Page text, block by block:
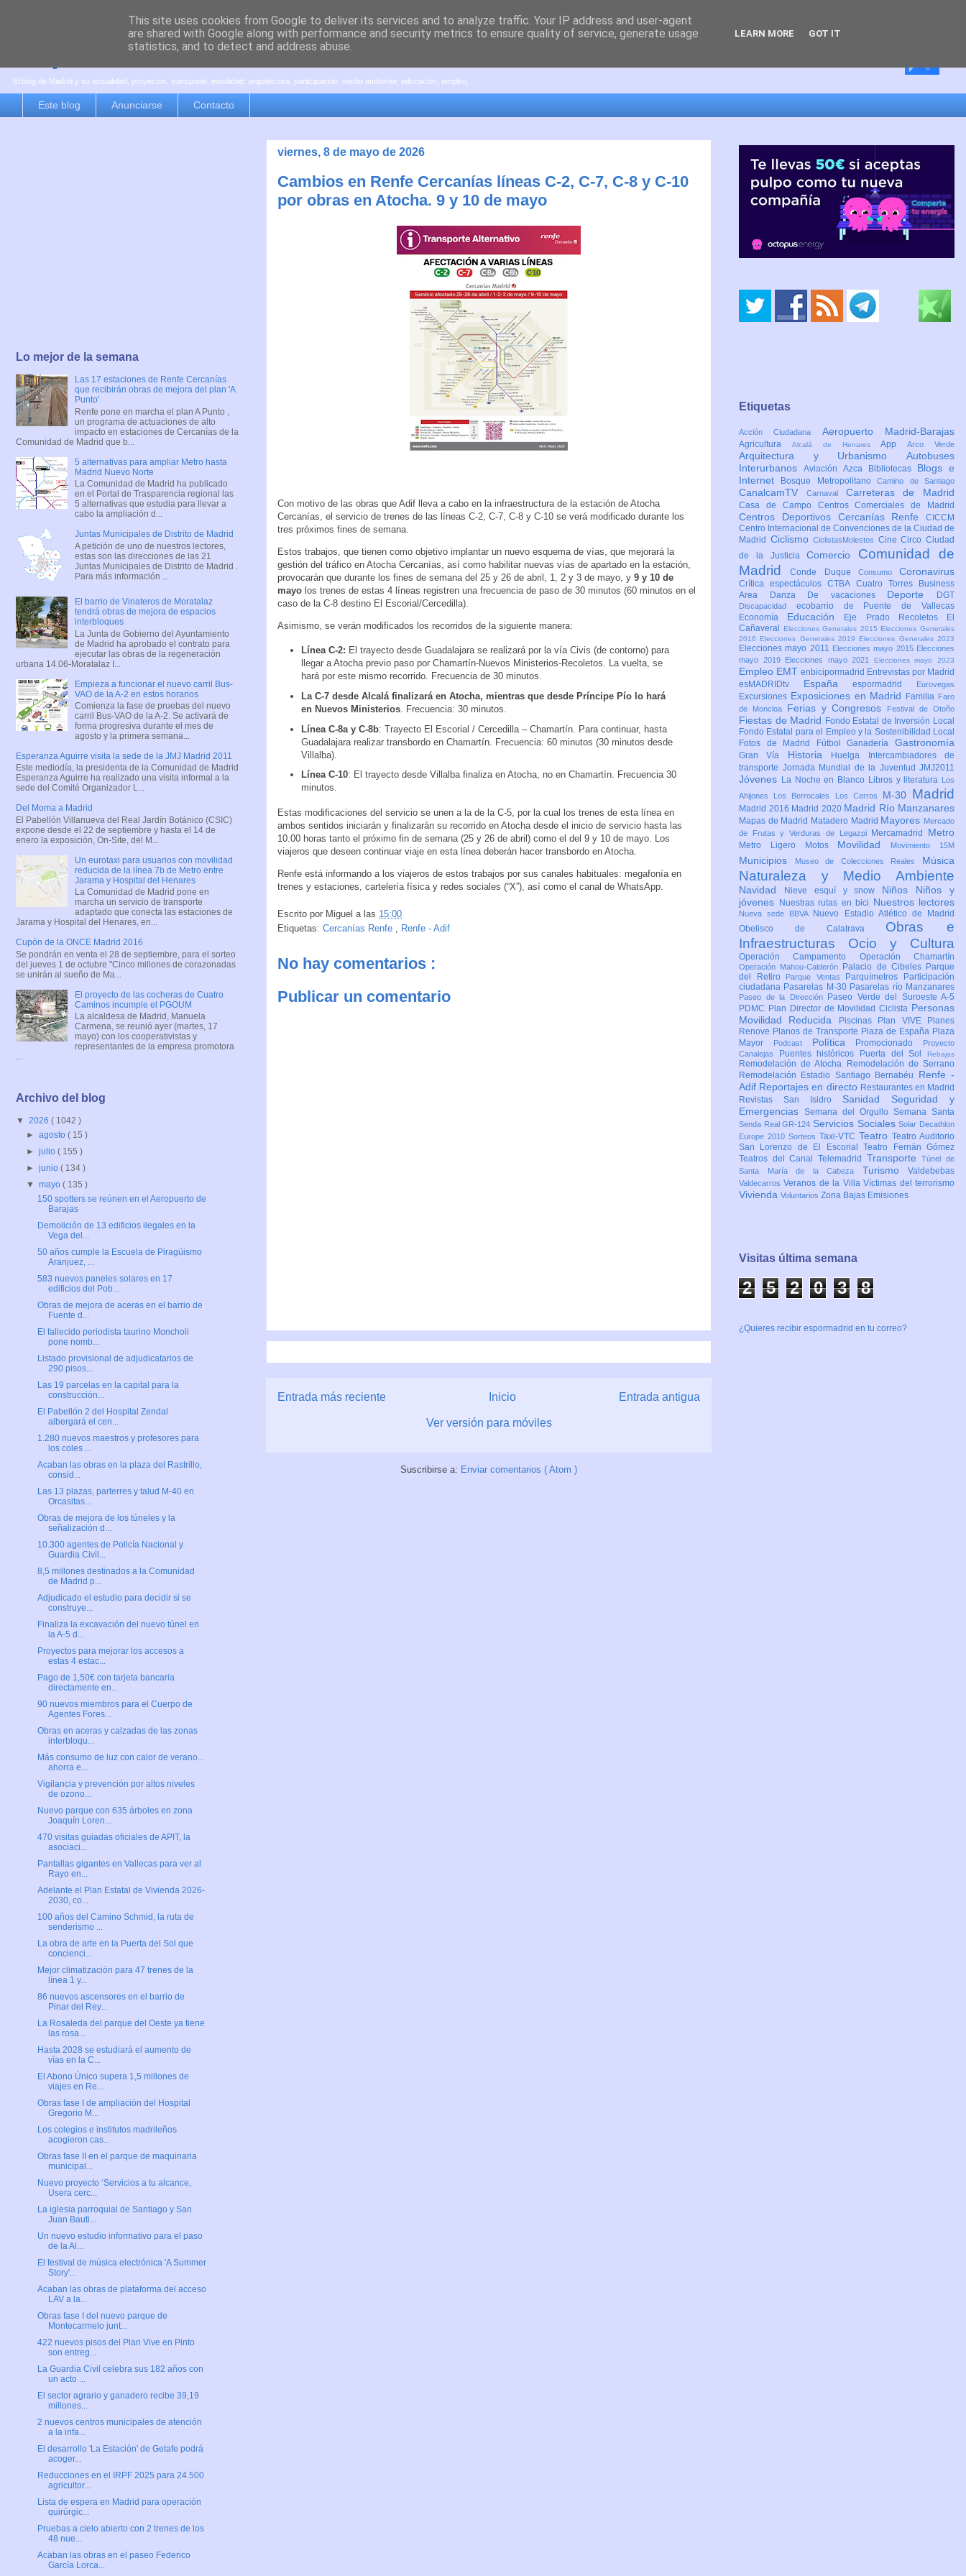
es por madrid
El blog de Madrid y su actualidad, proyectos, transporte, movilidad, arquitectura, participación, medio ambiente, educación, empleo, ...
Este blog Anunciarse Contacto
viernes, 8 de mayo de 2026
Cambios en Renfe Cercanías líneas C-2, C-7, C-8 y C-10
por obras en Atocha. 9 y 10 de mayo
Con motivo de las obras que Adif lleva a cabo en la infraestructura de la estación de Atocha
Cercanías, el servicio de trenes de las líneas C-2, C-7, C-8 y C-10 se verá modificado durante los
tres próximos fines de semana.
Estos trabajos, que tienen como objetivo implantar un nuevo esquema de vías, que mejorará la
gestión del tráfico en Atocha Cercanías, así como habilitar nuevas vías de apartado en la estación,
provocarán que durante los fines de semana del 25 y 26 de abril, 1, 2 y 3 de mayo, y 9 y 10 de
mayo los trenes de estas 4 líneas registren una frecuencia de paso de 30 minutos (60 minutos en el
caso de la C-8 destino El Escorial/Cercedilla).
Asimismo, se verán modificados los recorridos de la siguiente manera:
Línea C-2: El trayecto desde Guadalajara se realizará por la vía Civis (de contorno) para
llegar a Atocha previo paso por Chamartín-Nuevos Ministerios-Recoletos. La vuelta, se
hará por este mismo recorrido. Frecuencia de 30 minutos.
La C-7 desde Alcalá finalizará en Atocha, mientras que desde Príncipe Pío lo hará
en Nuevos Ministerios. Frecuencia: 30 minutos.
Línea C-8a y C-8b: Trayecto El Escorial / Cercedilla – Chamartín. Para continuar, hasta
Guadalajara realizar transbordo en Chamartín. Frecuencia: 60 minutos (30 minutos desde
Villalba).
Línea C-10: El trayecto desde Villalba finaliza en Atocha, no en Chamartín. Frecuencia 30
minutos.
Estas modificaciones del servicio se unen a la de la C-5, por la cual los trenes de esta línea en
ambos sentidos iniciarán y finalizarán su recorrido en Atocha desde el inicio de servicio hasta las
10.00 horas tanto el próximo fin de semana (25 y 26 de abril) como el del 9 y 10 de mayo. Los
viajeros que deseen continuar viaje en esta línea deberán hacer transbordo en Atocha.
Renfe está informando a los viajeros de estos trabajos por sus canales habituales: megafonía en
trenes y estaciones, cartelería física y redes sociales (“X”), así como el canal de WhatsApp.
Escrito por Miguel a las 15:00
Etiquetas: Cercanías Renfe , Renfe - Adif
No hay comentarios :
Publicar un comentario
Entrada más reciente Entrada antigua
Inicio
Ver versión para móviles
Suscribirse a: Enviar comentarios ( Atom )
Lo mejor de la semana
Las 17 estaciones de Renfe Cercanías
que recibirán obras de mejora del plan 'A
Punto'
Renfe pone en marcha el plan A Punto ,
un programa de actuaciones de alto
impacto en estaciones de Cercanías de la
Comunidad de Madrid que b...
5 alternativas para ampliar Metro hasta
Madrid Nuevo Norte
La Comunidad de Madrid ha publicado
en el Portal de Trasparencia regional las
5 alternativas que estudia para llevar a
cabo la ampliación d...
Juntas Municipales de Distrito de Madrid
A petición de uno de nuestros lectores,
estas son las direcciones de las 21
Juntas Municipales de Distrito de Madrid .
Para más información ...
El barrio de Vinateros de Moratalaz
tendrá obras de mejora de espacios
interbloques
La Junta de Gobierno del Ayuntamiento
de Madrid ha aprobado el contrato para
ejecutar las obras de la regeneración
urbana 14.06-Moratalaz I...
Empieza a funcionar el nuevo carril Bus-
VAO de la A-2 en estos horarios
Comienza la fase de pruebas del nuevo
carril Bus-VAO de la A-2. Se activará de
forma progresiva durante el mes de
agosto y la primera semana...
Esperanza Aguirre visita la sede de la JMJ Madrid 2011
Este mediodía, la presidenta de la Comunidad de Madrid
Esperanza Aguirre ha realizado una visita informal a la
sede del Comité Organizador L...
Del Moma a Madrid
El Pabellón Villanueva del Real Jardín Botánico (CSIC)
expone desde el 22 de septiembre y hasta el 14 de
enero la exposición, On-Site, del M...
Un eurotaxi para usuarios con movilidad
reducida de la línea 7b de Metro entre
Jarama y Hospital del Henares
La Comunidad de Madrid pone en
marcha un servicio de transporte
adaptado que conecta las estaciones de
Jarama y Hospital del Henares, en...
Cupón de la ONCE Madrid 2016
Se pondrán en venta el 28 de septiembre, para el sorteo
del jueves 1 de octubre "Cinco millones de corazonadas
se unirán al sueño de Ma...
El proyecto de las cocheras de Cuatro
Caminos incumple el PGOUM
La alcaldesa de Madrid, Manuela
Carmena, se reunió ayer (martes, 17
mayo) con los cooperativistas y
representantes de la empresa promotora
...
Archivo del blog
▼ 2026 ( 1042 )
►agosto( 15 )
►julio( 155 )
►junio( 134 )
▼mayo( 135 )
150 spotters se reúnen en el Aeropuerto de
Barajas
Demolición de 13 edificios ilegales en la
Vega del...
50 años cumple la Escuela de Piragüismo
Aranjuez, ...
583 nuevos paneles solares en 17
edificios del Pob...
Obras de mejora de aceras en el barrio de
Fuente d...
El fallecido periodista taurino Moncholi
pone nomb...
Listado provisional de adjudicatarios de
290 pisos...
Las 19 parcelas en la capital para la
construcción...
El Pabellón 2 del Hospital Zendal
albergará el cen...
1.280 nuevos maestros y profesores para
los coles ...
Acaban las obras en la plaza del Rastrillo,
consid...
Las 13 plazas, parterres y talud M-40 en
Orcasitas...
Obras de mejora de los túneles y la
señalización d...
10.300 agentes de Policía Nacional y
Guardia Civil...
8,5 millones destinados a la Comunidad
de Madrid p...
Adjudicado el estudio para decidir si se
construye...
Finaliza la excavación del nuevo túnel en
la A-5 d...
Proyectos para mejorar los accesos a
estas 4 estac...
Pago de 1,50€ con tarjeta bancaria
directamente en...
90 nuevos miembros para el Cuerpo de
Agentes Fores...
Obras en aceras y calzadas de las zonas
interbloqu...
Más consumo de luz con calor de verano...
ahorra e...
Vigilancia y prevención por altos niveles
de ozono...
Nuevo parque con 635 árboles en zona
Joaquín Loren...
470 visitas guiadas oficiales de APIT, la
asociaci...
Pantallas gigantes en Vallecas para ver al
Rayo en...
Adelante el Plan Estatal de Vivienda 2026-
2030, co...
100 años del Camino Schmid, la ruta de
senderismo ...
La obra de arte en la Puerta del Sol que
concienci...
Mejor climatización para 47 trenes de la
línea 1 y...
86 nuevos ascensores en el barrio de
Pinar del Rey...
La Rosaleda del parque del Oeste ya tiene
las rosa...
Hasta 2028 se estudiará el aumento de
vías en la C...
El Abono Único supera 1,5 millones de
viajes en Re...
Obras fase I de ampliación del Hospital
Gregorio M...
Los colegios e institutos madrileños
acogieron cas...
Obras fase II en el parque de maquinaria
municipal...
Nuevo proyecto ‘Servicios a tu alcance,
Usera cerc...
La iglesia parroquial de Santiago y San
Juan Bauti...
Un nuevo estudio informativo para el paso
de la Al...
El festival de música electrónica 'A Summer
Story'...
Acaban las obras de plataforma del acceso
LAV a la...
Obras fase I del nuevo parque de
Montecarmelo junt...
422 nuevos pisos del Plan Vive en Pinto
son entreg...
La Guardia Civil celebra sus 182 años con
un acto ...
El sector agrario y ganadero recibe 39,19
millones...
2 nuevos centros municipales de atención
a la infa...
El desarrollo 'La Estación' de Getafe podrá
acoger...
Reducciones en el IRPF 2025 para 24.500
agricultor...
Lista de espera en Madrid para operación
quirúrgic...
Pruebas a cielo abierto con 2 trenes de los
48 nue...
Acaban las obras en el paseo Federico
García Lorca...
Etiquetas
Acción Ciudadana Aeropuerto Madrid-Barajas
Agricultura Alcalá de HenaresAppArco Verde
Arquitectura y Urbanismo Autobuses
Interurbanos Aviación Azca Bibliotecas Blogs e
Internet
Bosque MetropolitanoCamino de Santiago
CanalcamTV Carnaval Carreteras de Madrid
Casa de Campo Centros Comerciales de Madrid
Centros Deportivos Cercanías Renfe CICCM
Centro Internacional de Convenciones de la Ciudad de
Madrid CiclismoCiclistasMolestos CineCircoCiudad
de la JusticiaComercio Comunidad de
MadridConde Duque Consumo Coronavirus
Crítica espectáculosCTBA Cuatro Torres Business
Area
Danza De vacaciones Deporte DGT
Discapacidad ecobarrio de Puente de Vallecas
Economía Educación Eje Prado Recoletos
El
Cañaveral
Elecciones Generales 2015 Elecciones Generales
2016 Elecciones Generales 2019 Elecciones Generales 2023
Elecciones mayo 2011 Elecciones mayo 2015 Elecciones
mayo 2019
Elecciones mayo 2021 Elecciones mayo 2023
Empleo EMT enbicipormadrid Entrevistas por Madrid
esMADRIDtv Españaespormadrid Eurovegas
Excursiones Exposiciones en Madrid Familia Faro
de Moncloa
Ferias y Congresos Festival de Otoño
Fiestas de Madrid Fondo Estatal de Inversión Local
Fondo Estatal para el Empleo y la Sostenibilidad Local
Fotos de Madrid
FútbolGanaderíaGastronomía
Gran Vía Historia Huelga
Intercambiadores de
transporte Jornada Mundial de la Juventud JMJ2011
Jóvenes La Noche en Blanco Libros y literatura
Los
Ahijones
Los Berrocales Los Cerros M-30 Madrid
Madrid 2016 Madrid 2020 Madrid Río Manzanares
Mapas de Madrid Matadero Madrid Mayores Mercado
de Frutas y Verduras de Legazpi
Mercamadrid Metro
Metro Ligero Motos Movilidad Movimiento 15M
Municipios Museo de Colecciones Reales Música
Naturaleza y Medio Ambiente
Navidad Nieve esquí y snow Niños Niños y
jóvenes
Nuestras rutas en bici Nuestros lectores
Nueva sede BBVA
Nuevo Estadio Atlético de Madrid
Obelisco de Calatrava Obras e
Infraestructuras Ocio y Cultura
Operación Campamento Operación Chamartín
Operación Mahou-Calderón Palacio de Cibeles Parque
del Retiro
Parque Ventas Parquímetros
Participación
ciudadana Pasarelas M-30 Pasarelas río Manzanares
Paseo de la Dirección
Paseo Verde del Suroeste A-5
PDMC Plan Director de Movilidad Ciclista Personas
Movilidad Reducida
Piscinas Plan VIVE
Planes
Renove Planos de Transporte Plaza de España Plaza
Mayor
Podcast Política Promocionado
Proyecto
Canalejas
Puentes históricos Puerta del Sol Rebajas
Remodelación de Atocha
Remodelación de Serrano
Remodelación Estadio Santiago Bernabéu Renfe -
Adif Reportajes en directo Restaurantes en Madrid
Revistas San Isidro Sanidad Seguridad y
Emergencias Semana del Orgullo Semana Santa
Senda Real GR-124 Servicios SocialesSolar Decathlon
Europe 2010 Sorteos Taxi-VTC Teatro Teatro Auditorio
San Lorenzo de El EscorialTeatro Fernán Gómez
Teatros del Canal Telemadrid TransporteTúnel de
Santa María de la Cabeza Turismo Valdebebas
ValdecarrosVeranos de la VillaVíctimas del terrorismo
Vivienda Voluntarios Zona Bajas Emisiones
Visitas última semana
2 5 2 0 3 8
¿Quieres recibir espormadrid en tu correo?
This site uses cookies from Google to deliver its services and to analyze traffic. Your IP address and user-agent
are shared with Google along with performance and security metrics to ensure quality of service, generate usage
statistics, and to detect and address abuse.
LEARN MORE GOT IT